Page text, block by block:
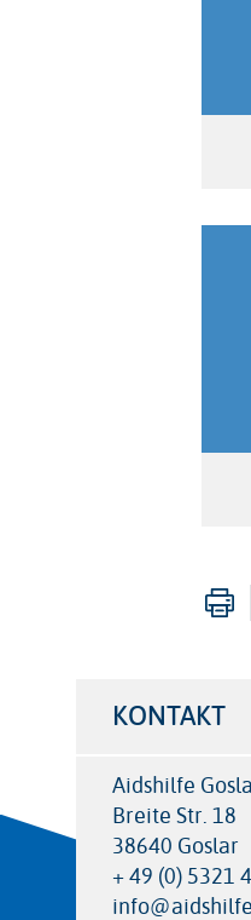
KONTAKT
Aidshilfe
Breite Str. 18
38640 Goslar
+ 49 (0) 5321